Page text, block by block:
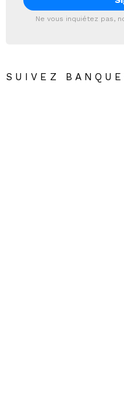
Ne vous inquiétez pas,
SUIVEZ